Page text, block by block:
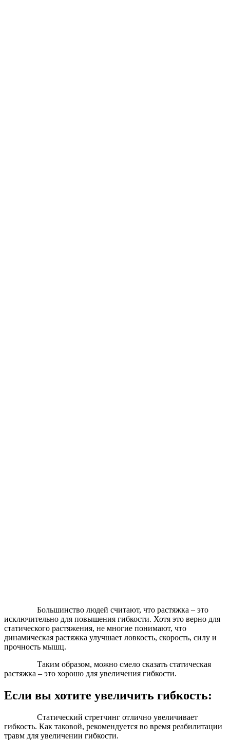
Большинство людей считают, что растяжка – это
исключительно для повышения гибкости. Хотя это верно для
статического растяжения, не многие понимают, что
динамическая растяжка улучшает ловкость, скорость, силу и
прочность мышц.
Таким образом, можно смело сказать статическая
растяжка – это хорошо для увеличения гибкости.
Если вы хотите увеличить гибкость:
Статический стретчинг отлично увеличивает
гибкость. Как таковой, рекомендуется во время реабилитации
травм для увеличении гибкости.